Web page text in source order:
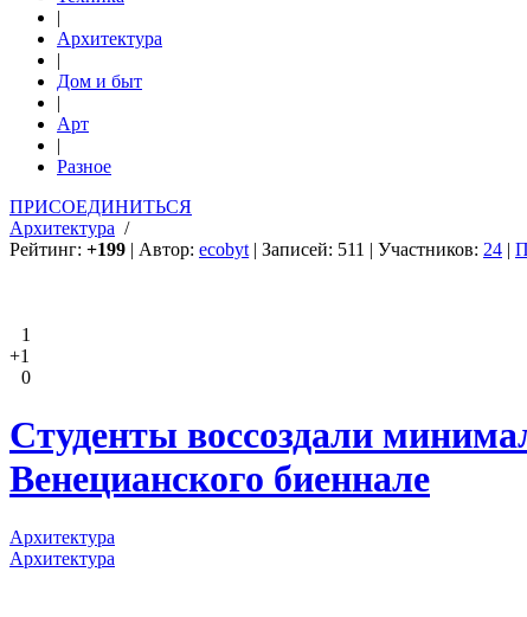
|
Архитектура
|
Дом и быт
|
Арт
|
Разное
ПРИСОЕДИНИТЬСЯ
Архитектура /
Рейтинг: +199 | Автор: ecobyt | Записей: 511 | Участников: 24 |
1
+1
0
Студенты воссоздали
Венецианского биеннале
Архитектура
Архитектура